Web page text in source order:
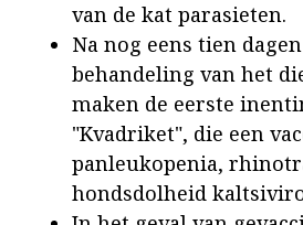
van de kat parasieten.
Na nog eens tien
behandeling van het
maken de eerste
"Kvadriket", die een
panleukopenia,
hondsdolheid